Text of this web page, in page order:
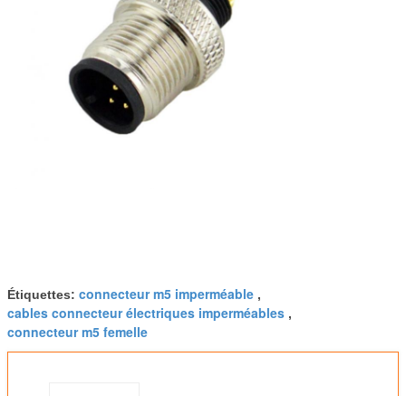
Étiquettes: connecteur m5 imperméable ,
cables connecteur électriques imperméables ,
connecteur m5 femelle